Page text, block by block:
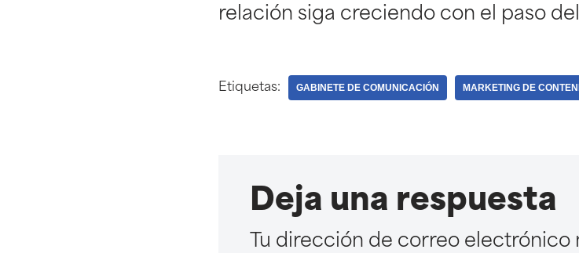
relación siga creciendo con el paso
Etiquetas: GABINETE DE COMUNICACIÓN MARKETING DE
Deja una respuesta
Tu dirección de correo electrónico